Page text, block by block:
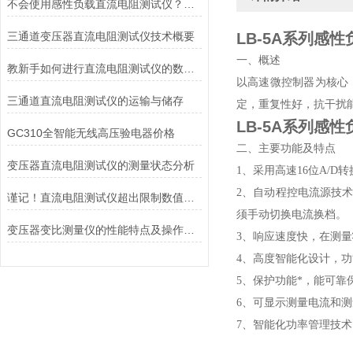
三通道变压器直流电阻测试仪技术概要
三通道直流电阻测试仪的运输与储存
GC310全智能无线高压验电器价格
变压器直流电阻测试仪的测量状态分析
变压器变比测量仪的性能特点及操作方法
LB-5A系列感性
一、概述
以高速微控制器为核
定，重复性好，抗干扰
LB-5A系列感性
二、主要功能及特点
1、采用高速16位A/D
2、自动程控电流源技
须手动切换电流换档。
3、响应速度快，在测
4、高度智能化设计，
5、保护功能*，能可靠
6、可显示测量电流和
7、智能化功率管理技